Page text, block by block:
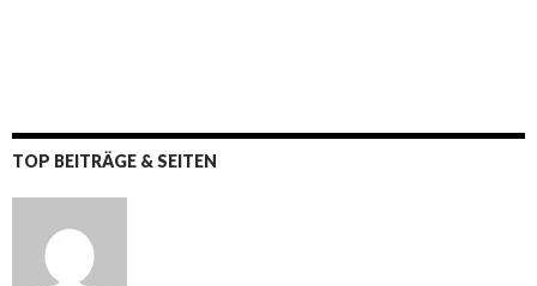
TOP BEITRÄGE & SEITEN